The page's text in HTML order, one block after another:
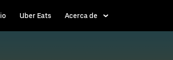
Uber Eats Acerca de